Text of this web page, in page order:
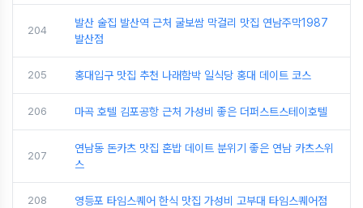
204
발산 술집 발산역 근처 굴보쌈 막걸리 맛집 연남주막1987
발산점
205 홍대입구 맛집 추천 나래함박 일식당 홍대 데이트 코스
206 마곡 호텔 김포공항 근처 가성비 좋은 더퍼스트스테이호텔
207
연남동 돈카츠 맛집 혼밥 데이트 분위기 좋은 연남 카츠스위
스
208 영등포 타임스퀘어 한식 맛집 가성비 고부대 타임스퀘어점